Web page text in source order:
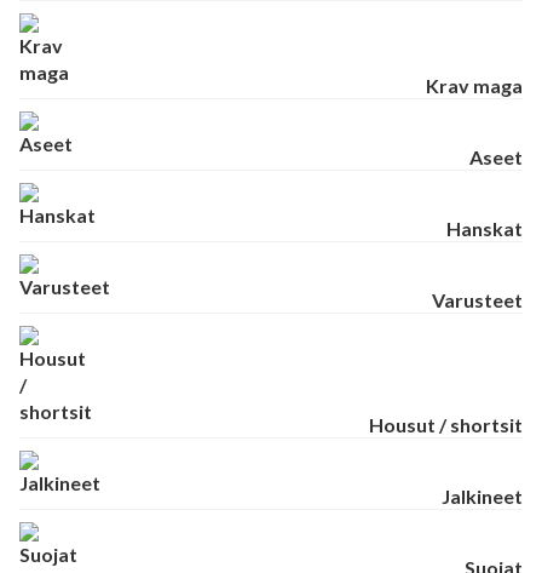
Krav maga
Aseet
Hanskat
Varusteet
Housut / shortsit
Jalkineet
Suojat